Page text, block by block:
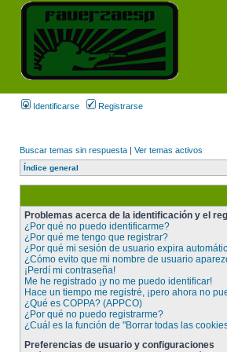
Identificarse Registrarse
Buscar temas sin respuesta | Ver temas activos
Índice general
Problemas acerca de la identificación y el
¿Por qué no puedo identificarme?
¿Por qué me tengo que registrar?
¿Por qué mi sesión de usuario expira
¿Cómo evito que mi nombre de usuario
¡Perdí mi contraseña!
Me he registrado ¡y no me puedo identificar!
Hace un tiempo me registré, ¡pero ahora no
¿Qué es COPPA? (APPCO)
¿Por qué no puedo registrarme?
¿Cuál es la función de "Borrar todas las
Preferencias de usuario y configuraciones